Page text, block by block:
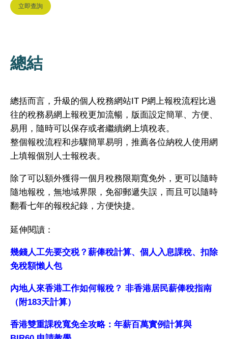
立即查詢
總結
總括而言，升級的個人稅務網站IT P網上報稅流程比過
往的稅務易網上報稅更加流暢，版面設定簡單、方便、
易用，隨時可以保存或者繼續網上填稅表。
整個報稅流程和步驟簡單易明，推薦各位納稅人使用網
上填報個別人士報稅表。
除了可以額外獲得一個月稅務限期寬免外，更可以隨時
隨地報稅，無地域界限，免卻郵遞失誤，而且可以隨時
翻看七年的報稅紀錄，方便快捷。
延伸閱讀：
幾錢人工先要交税？薪俸稅計算、個人入息課稅、扣除
免稅額懶人包
內地人來香港工作如何報稅？ 非香港居民薪俸稅指南
（附183天計算）
香港雙重課稅寬免全攻略：年薪百萬實例計算與